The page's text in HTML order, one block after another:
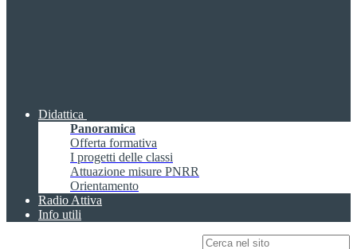
Didattica
Panoramica
Offerta formativa
I progetti delle classi
Attuazione misure PNRR
Orientamento
Radio Attiva
Info utili